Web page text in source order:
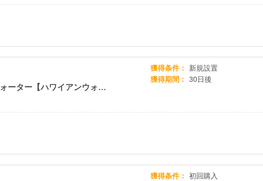
ハワイ生まれのピュアウォーター【ハワイアンウォーター】
獲得条件
新規設置
獲得期間
30日後
獲得条件
初回購入